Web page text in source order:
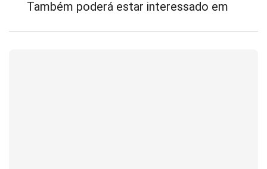
Também poderá estar interessado em